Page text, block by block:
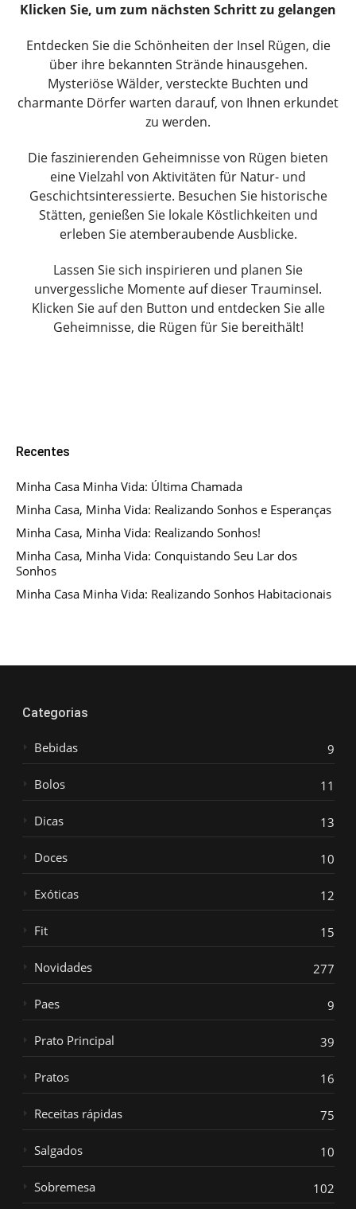
Klicken Sie, um zum nächsten Schritt zu gelangen
Entdecken Sie die Schönheiten der Insel Rügen, die
über ihre bekannten Strände hinausgehen.
Mysteriöse Wälder, versteckte Buchten und
charmante Dörfer warten darauf, von Ihnen erkundet
zu werden.
Die faszinierenden Geheimnisse von Rügen bieten
eine Vielzahl von Aktivitäten für Natur- und
Geschichtsinteressierte. Besuchen Sie historische
Stätten, genießen Sie lokale Köstlichkeiten und
erleben Sie atemberaubende Ausblicke.
Lassen Sie sich inspirieren und planen Sie
unvergessliche Momente auf dieser Trauminsel.
Klicken Sie auf den Button und entdecken Sie alle
Geheimnisse, die Rügen für Sie bereithält!
Recentes
Minha Casa Minha Vida: Última Chamada
Minha Casa, Minha Vida: Realizando Sonhos e Esperanças
Minha Casa, Minha Vida: Realizando Sonhos!
Minha Casa, Minha Vida: Conquistando Seu Lar dos
Sonhos
Minha Casa Minha Vida: Realizando Sonhos Habitacionais
Categorias
Bebidas 9
Bolos 11
Dicas 13
Doces 10
Exóticas 12
Fit 15
Novidades 277
Paes 9
Prato Principal 39
Pratos 16
Receitas rápidas 75
Salgados 10
Sobremesa 102